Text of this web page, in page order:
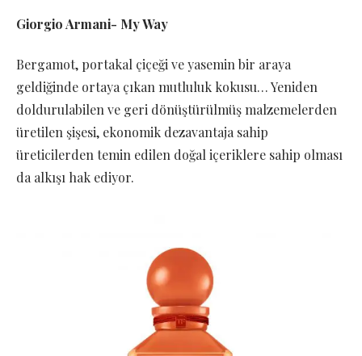
Giorgio Armani- My Way
Bergamot, portakal çiçeği ve yasemin bir araya
geldiğinde ortaya çıkan mutluluk kokusu… Yeniden
doldurulabilen ve geri dönüştürülmüş malzemelerden
üretilen şişesi, ekonomik dezavantaja sahip
üreticilerden temin edilen doğal içeriklere sahip olması
da alkışı hak ediyor.